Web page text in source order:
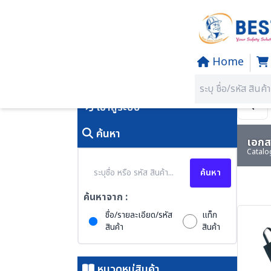
Home
SECTION 17
เข้าสู่ระบบ
ค้นหา
ค้นหา
ค้นหาจาก :
ชื่อ/รายละเอียด/รหัส
สินค้า
แท็ก
สินค้า
เอก